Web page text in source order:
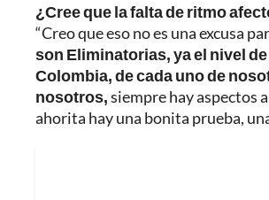
¿Cree que la falta de ritmo
“Creo que eso no es una excusa
son Eliminatorias, ya el nivel
Colombia, de cada uno de
nosotros,siempre hay aspectos
ahorita hay una bonita prueba,